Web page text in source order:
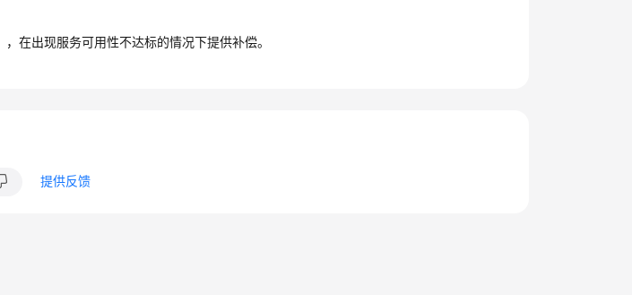
，在出现服务可用性不达标的情况下提供补偿。
提供反馈